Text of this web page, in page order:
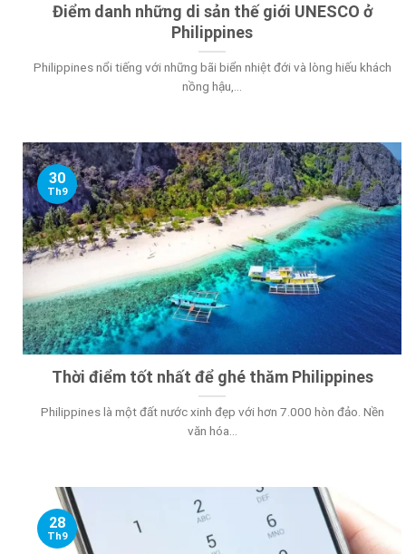
Điểm danh những di sản thế giới UNESCO ở
Philippines
Philippines nổi tiếng với những bãi biển nhiệt đới và lòng hiếu khách
nồng hậu,...
Thời điểm tốt nhất để ghé thăm Philippines
Philippines là một đất nước xinh đẹp với hơn 7.000 hòn đảo. Nền
văn hóa...
30
Th9
28
Th9